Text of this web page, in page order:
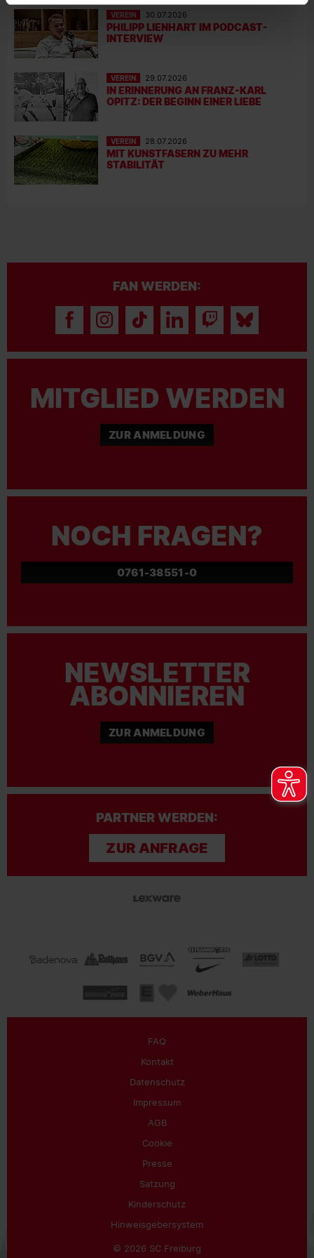
VEREIN 30.07.2026
PHILIPP LIENHART IM PODCAST-
INTERVIEW
VEREIN 29.07.2026
IN ERINNERUNG AN FRANZ-KARL
OPITZ: DER BEGINN EINER LIEBE
VEREIN 28.07.2026
MIT KUNSTFASERN ZU MEHR
STABILITÄT
FAN WERDEN:
MITGLIED WERDEN
ZUR ANMELDUNG
NOCH FRAGEN?
0761-38551-0
NEWSLETTER
ABONNIEREN
ZUR ANMELDUNG
PARTNER WERDEN:
ZUR ANFRAGE
FAQ
Kontakt
Datenschutz
Impressum
AGB
Cookie
Presse
Satzung
Kinderschutz
Hinweisgebersystem
© 2026 SC Freiburg